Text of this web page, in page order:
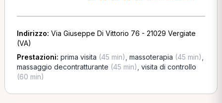
Indirizzo: Via Giuseppe Di Vittorio 76 - 21029 Vergiate
(VA)
Prestazioni: prima visita (45 min) massoterapia (45 min)
massaggio decontratturante (45 min) visita di controllo
(60 min)